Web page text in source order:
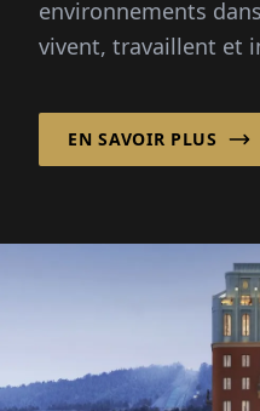
environnements
vivent, travaillent et
construction
EN SAVOIR PLUS